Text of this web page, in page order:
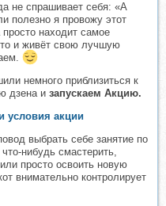
не спрашивает себя: «А
полезно я провожу этот
находит самое
и живёт свою лучшую
немного приблизиться к
дзена и запускаем Акцию.
условия акции
выбрать себе занятие по
нибудь смастерить,
или просто освоить новую
внимательно контролирует
становится ключевым
дверей в бизнесе, карьере,
это станет вопросом
Самоучка| [Фотобал]
(Лиза Свет)>